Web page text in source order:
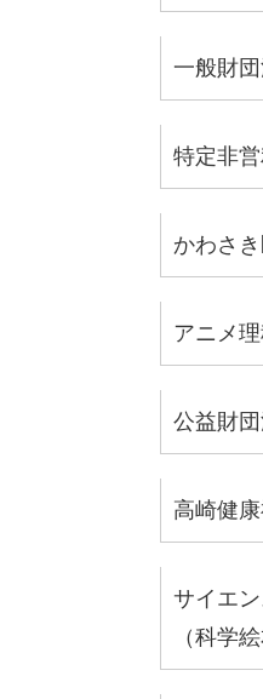
一般財
特定非
かわさ
アニメ
公益財
高崎健
サイエ
（科学